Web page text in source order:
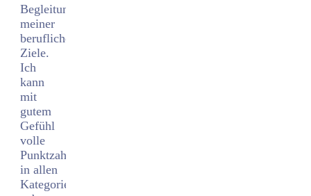
Begleitung
meiner
beruflichen
Ziele.
Ich
kann
mit
gutem
Gefühl
volle
Punktzahl
in allen
Kategorien